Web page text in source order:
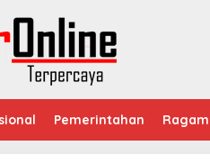
Pemerintahan Ragam